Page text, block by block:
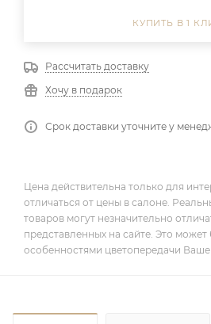
КУПИТЬ В 1
Рассчитать доставку
Хочу в подарок
Срок доставки уточните у
Цена действительна только для
отличаться от цены в салоне.
товаров могут незначительно
представленных на сайте. Это может
особенностями цветопередачи